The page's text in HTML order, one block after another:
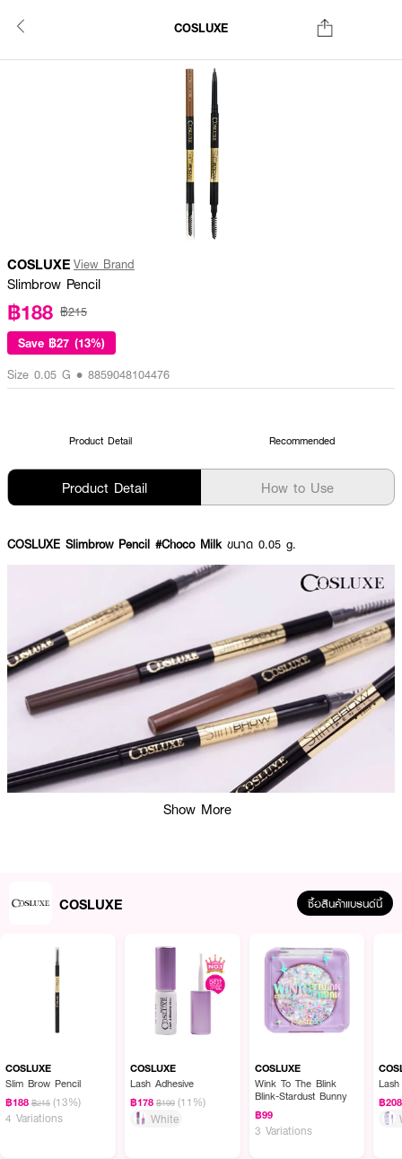
COSLUXE
COSLUXE View Brand
Slimbrow Pencil
฿188 ฿215
Save ฿27 (13%)
Size 0.05 G • 8859048104476
Product Detail Recommended
Product Detail How to Use
COSLUXE Slimbrow Pencil #Choco Milkขนาด 0.05 g.
ผลลัพธ์ที่ได้ :
ดินสอเขียนคิ้ว
COSLUXE Slimbrow Pencil
เนื้อฝุ่นอัดแข็งเพื่อผลลัพธ์ในการ
แรเงาคิ้วได้อย่างเป็นธรรมชาติที่สุด แท่งหมุนแบบ Auto ไม่ต้องเหลา นวัตกรรมหัว
เรียวเล็กเพียง 1 มม. ปลายเรียวแหลม ช่วยวาดคิ้วเป๊ะแบบเส้นต่อเส้น พร้อมแปรง
ผิวบริเวณคิ้ว ช่วยให้การเขียนคิ้วดูธรรมชาติยิ่งขึ้น
Show More
COSLUXE ซื้อสินค้าแบรนด์นี้
COSLUXE
Slim Brow Pencil
฿188 ฿215 (13%)
4 Variations
COSLUXE
Lash Adhesive
฿178 ฿199 (11%)
White
COSLUXE
Wink To The Blink
Blink-Stardust Bunny
฿99
3 Variations
฿208